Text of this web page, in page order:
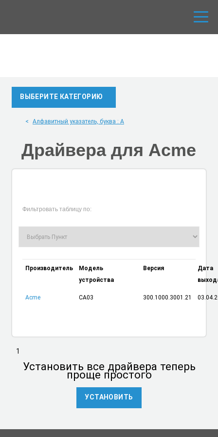
ВЫБЕРИТЕ КАТЕГОРИЮ
Алфавитный указатель, буква : A
Драйвера для Acme
Фильтровать таблицу по:
Производитель
Модель
устройства
Версия
Дата
Acme CA03 300.1000.3001.21
1
Установить все драйвера теперь
проще простого
УСТАНОВИТЬ